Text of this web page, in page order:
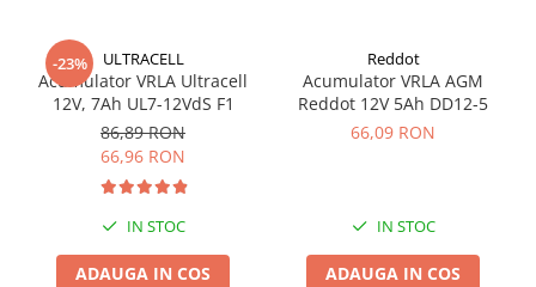
-23% ULTRACELL
Acumulator VRLA Ultracell
12V, 7Ah UL7-12VdS F1
86,89 RON
66,96 RON
IN STOC
ADAUGA IN COS
Reddot
Acumulator VRLA AGM
Reddot 12V 5Ah DD12-5
66,09 RON
IN STOC
ADAUGA IN COS